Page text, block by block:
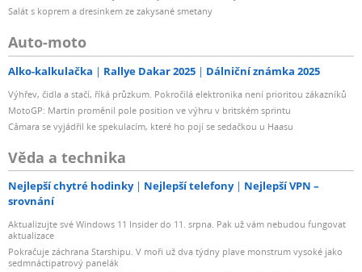
Salát s koprem a dresinkem ze zakysané smetany
Auto-moto
Alko-kalkulačka Rallye Dakar 2025 Dálniční známka 2025
Výhřev, čidla a stačí, říká průzkum. Pokročilá elektronika není prioritou zákazníků
MotoGP: Martin proměnil pole position ve výhru v britském sprintu
Câmara se vyjádřil ke spekulacím, které ho pojí se sedačkou u Haasu
Věda a technika
Nejlepší chytré hodinky Nejlepší telefony
Nejlepší VPN –
srovnání
Aktualizujte své Windows 11 Insider do 11. srpna. Pak už vám nebudou fungovat
aktualizace
Pokračuje záchrana Starshipu. V moři už dva týdny plave monstrum vysoké jako
sedmnáctipatrový panelák